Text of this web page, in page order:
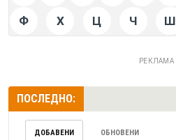
Ф Х Ц Ч Ш
РЕКЛАМА
ПОСЛЕДНО:
ДОБАВЕНИ ОБНОВЕНИ